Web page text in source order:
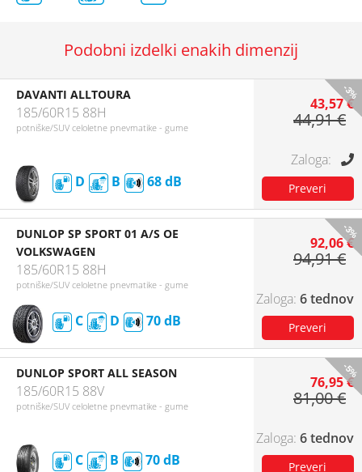
Podobni izdelki enakih dimenzij
-3%
DAVANTI ALLTOURA
185/60R15 88H
potniške/SUV celoletne pnevmatike - gume
D B 68
43,57 €
44,91 €
-3%
DUNLOP SP SPORT 01 A/S OE
VOLKSWAGEN
185/60R15 88H
potniške/SUV celoletne pnevmatike - gume
C D 70
92,06 €
94,91 €
6 tednov
-5%
DUNLOP SPORT ALL SEASON
185/60R15 88V
potniške/SUV celoletne pnevmatike - gume
C B 70
76,95 €
81,00 €
6 tednov